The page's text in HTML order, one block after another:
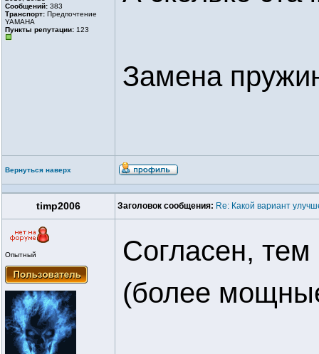
Сообщений: 383
Транспорт: Предпочтение
YAMAHA
Пункты репутации: 123
Замена
Вернуться наверх
timp2006 Заголовок сообщения: Re: Какой вариант
Опытный
Согласен,
(более